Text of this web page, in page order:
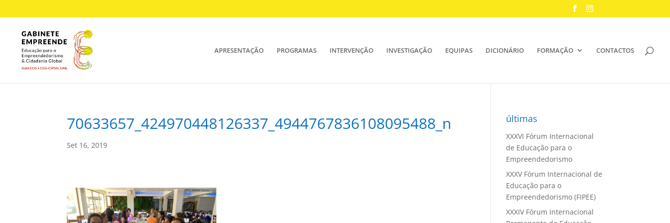
APRESENTAÇÃO PROGRAMAS INTERVENÇÃO INVESTIGAÇÃO EQUIPAS DICIONÁRIO FORMAÇÃO CONTACTOS
70633657_424970448126337_4944767836108095488_n
Set 16, 2019
últimas
XXXVI Fórum Internacional
de Educação para o
Empreendedorismo
XXXV Fórum Internacional de
Educação para o
Empreendedorismo (FIPEE)
XXXIV Fórum Internacional